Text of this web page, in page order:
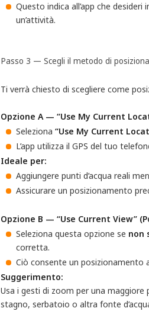
Questo indica all’app che
un’attività.
Passo 3 — Scegli il metodo di
Ti verrà chiesto di scegliere come
Opzione A — “Use My Current
Seleziona “Use My Current
L’app utilizza il GPS del tuo
Ideale per:
Aggiungere punti d’acqua reali
Assicurare un posizionamento
Opzione B — “Use Current View”
Seleziona questa opzione se non
corretta.
Ciò consente un posizionamento
Suggerimento:
Usa i gesti di zoom per una maggiore
stagno, serbatoio o altra fonte